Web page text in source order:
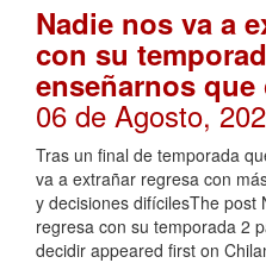
Nadie nos va a
con su
enseñarnos
06 de Agosto,
Tras un final de temporada
va a extrañar regresa con
y decisiones difícilesThe post
regresa con su temporada 2
decidir appeared first on